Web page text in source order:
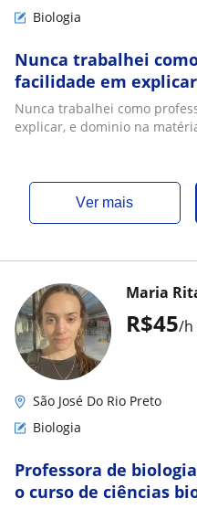
Biologia
Nunca trabalhei
facilidade em
Nunca trabalhei como
explicar, e dominio na
ver mais
R$45/h
Maria
São José Do Rio Preto
Biologia
Professora de
o curso de ciências